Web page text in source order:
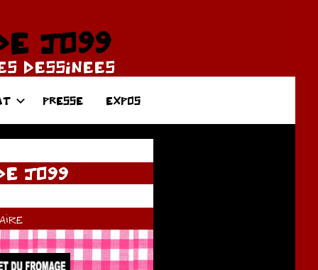
JO99
DESSINEES
PRESSE EXPOS
JO99